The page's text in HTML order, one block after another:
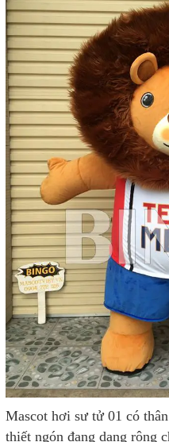
Mascot hơi sư tử 01 có
thiết ngón đang dang rộng